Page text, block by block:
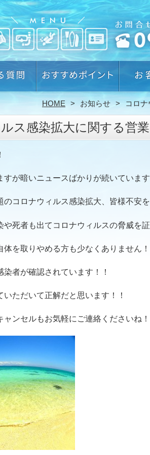
HOME お知らせ コロ
ス感染拡大に関する営
すが暗いニュースばかりが続いていま
のコロナウィルス感染拡大、皆様不安
や死者も出てコロナウィルスの脅威を
体を取りやめる方も少なくありません
者が確認されています！！
ただいて正解だと思います！！
ャンセルもお気軽にご連絡くださいね